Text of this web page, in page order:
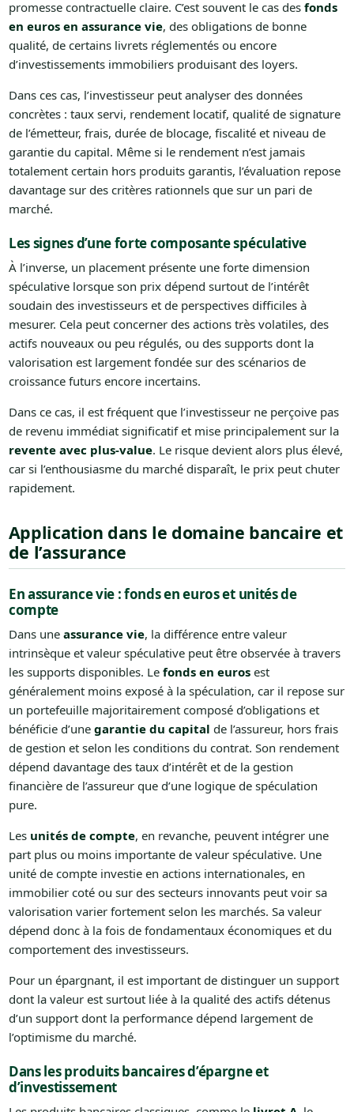
promesse contractuelle claire. C’est souvent le cas des fonds
en euros en assurance vie, des obligations de bonne
qualité, de certains livrets réglementés ou encore
d’investissements immobiliers produisant des loyers.
Dans ces cas, l’investisseur peut analyser des données
concrètes : taux servi, rendement locatif, qualité de signature
de l’émetteur, frais, durée de blocage, fiscalité et niveau de
garantie du capital. Même si le rendement n’est jamais
totalement certain hors produits garantis, l’évaluation repose
davantage sur des critères rationnels que sur un pari de
marché.
Les signes d’une forte composante spéculative
À l’inverse, un placement présente une forte dimension
spéculative lorsque son prix dépend surtout de l’intérêt
soudain des investisseurs et de perspectives difficiles à
mesurer. Cela peut concerner des actions très volatiles, des
actifs nouveaux ou peu régulés, ou des supports dont la
valorisation est largement fondée sur des scénarios de
croissance futurs encore incertains.
Dans ce cas, il est fréquent que l’investisseur ne perçoive pas
de revenu immédiat significatif et mise principalement sur la
revente avec plus-value. Le risque devient alors plus élevé,
car si l’enthousiasme du marché disparaît, le prix peut chuter
rapidement.
Application dans le domaine bancaire et
de l’assurance
En assurance vie : fonds en euros et unités de
compte
Dans une assurance vie, la différence entre valeur
intrinsèque et valeur spéculative peut être observée à travers
les supports disponibles. Le fonds en eurosest
généralement moins exposé à la spéculation, car il repose sur
un portefeuille majoritairement composé d’obligations et
bénéficie d’une garantie du capital de l’assureur, hors frais
de gestion et selon les conditions du contrat. Son rendement
dépend davantage des taux d’intérêt et de la gestion
financière de l’assureur que d’une logique de spéculation
pure.
Les unités de compte, en revanche, peuvent intégrer une
part plus ou moins importante de valeur spéculative. Une
unité de compte investie en actions internationales, en
immobilier coté ou sur des secteurs innovants peut voir sa
valorisation varier fortement selon les marchés. Sa valeur
dépend donc à la fois de fondamentaux économiques et du
comportement des investisseurs.
Pour un épargnant, il est important de distinguer un support
dont la valeur est surtout liée à la qualité des actifs détenus
d’un support dont la performance dépend largement de
l’optimisme du marché.
Dans les produits bancaires d’épargne et
d’investissement